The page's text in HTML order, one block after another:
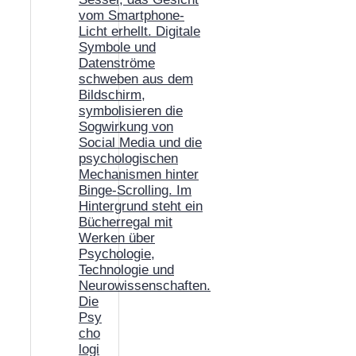
Die
Psy
cho
logi